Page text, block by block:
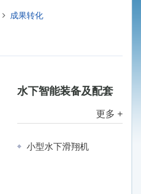
成果转化
水下智能装备及配套
更多 +
小型水下滑翔机